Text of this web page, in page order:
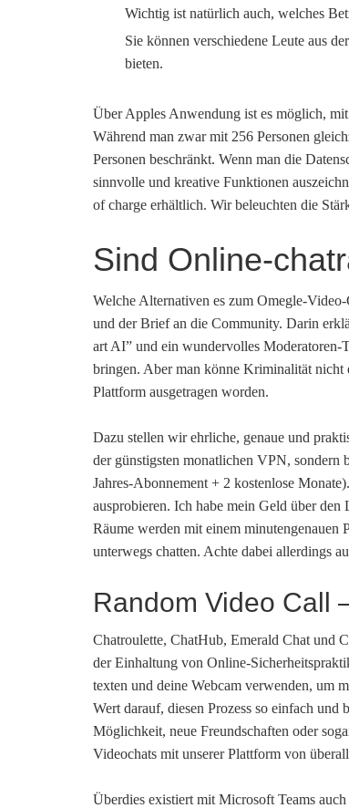
Wichtig ist natürlich auch, welches
Sie können verschiedene Leute aus
bieten.
Über Apples Anwendung ist es möglich,
Während man zwar mit 256 Personen
Personen beschränkt. Wenn man die
sinnvolle und kreative Funktionen
of charge erhältlich. Wir beleuchten die
Sind Online-
Welche Alternativen es zum Omegle-
und der Brief an die Community. Darin
art AI” und ein wundervolles Moderatoren-
bringen. Aber man könne Kriminalität nicht
Plattform ausgetragen worden.
Dazu stellen wir ehrliche, genaue und
der günstigsten monatlichen VPN,
Jahres-Abonnement + 2 kostenlose
ausprobieren. Ich habe mein Geld über
Räume werden mit einem
unterwegs chatten. Achte dabei allerdings
Random Video Call
Chatroulette, ChatHub, Emerald Chat und
der Einhaltung von Online-
texten und deine Webcam verwenden, um
Wert darauf, diesen Prozess so einfach
Möglichkeit, neue Freundschaften oder
Videochats mit unserer Plattform von
Überdies existiert mit Microsoft Teams